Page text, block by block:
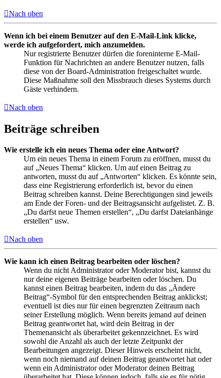
Nach oben
Wenn ich bei einem Benutzer auf den E-Mail-Link klicke,
werde ich aufgefordert, mich anzumelden.
Nur registrierte Benutzer dürfen die foreninterne E-Mail-
Funktion für Nachrichten an andere Benutzer nutzen, falls
diese von der Board-Administration freigeschaltet wurde.
Diese Maßnahme soll den Missbrauch dieses Systems durch
Gäste verhindern.
Nach oben
Beiträge schreiben
Wie erstelle ich ein neues Thema oder eine Antwort?
Um ein neues Thema in einem Forum zu eröffnen, musst du
auf „Neues Thema“ klicken. Um auf einen Beitrag zu
antworten, musst du auf „Antworten“ klicken. Es könnte sein,
dass eine Registrierung erforderlich ist, bevor du einen
Beitrag schreiben kannst. Deine Berechtigungen sind jeweils
am Ende der Foren- und der Beitragsansicht aufgelistet. Z. B.
„Du darfst neue Themen erstellen“, „Du darfst Dateianhänge
erstellen“ usw.
Nach oben
Wie kann ich einen Beitrag bearbeiten oder löschen?
Wenn du nicht Administrator oder Moderator bist, kannst du
nur deine eigenen Beiträge bearbeiten oder löschen. Du
kannst einen Beitrag bearbeiten, indem du das „Ändere
Beitrag“-Symbol für den entsprechenden Beitrag anklickst;
eventuell ist dies nur für einen begrenzten Zeitraum nach
seiner Erstellung möglich. Wenn bereits jemand auf deinen
Beitrag geantwortet hat, wird dein Beitrag in der
Themenansicht als überarbeitet gekennzeichnet. Es wird
sowohl die Anzahl als auch der letzte Zeitpunkt der
Bearbeitungen angezeigt. Dieser Hinweis erscheint nicht,
wenn noch niemand auf deinen Beitrag geantwortet hat oder
wenn ein Administrator oder Moderator deinen Beitrag